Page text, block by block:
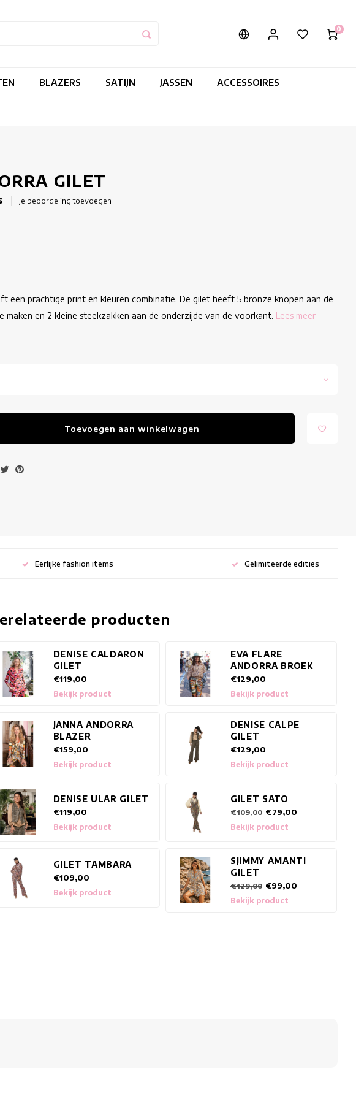
0
BLAZERS SATIJN JASSEN ACCESSOIRES
GILET
Je beoordeling toevoegen
een prachtige print en kleuren combinatie. De gilet heeft 5 bronze knopen aan de
en 2 kleine steekzakken aan de onderzijde van de voorkant. Lees meer
Toevoegen aan winkelwagen
Eerlijke fashion items Gelimiteerde edities
producten
DENISE CALDARON
GILET
€119,00
Bekijk product
EVA FLARE
ANDORRA BROEK
€129,00
Bekijk product
JANNA ANDORRA
BLAZER
€159,00
Bekijk product
DENISE CALPE
GILET
€129,00
Bekijk product
DENISE ULAR GILET
€119,00
Bekijk product
GILET SATO
€109,00 €79,00
Bekijk product
GILET TAMBARA
€109,00
Bekijk product
SJIMMY AMANTI
GILET
€129,00 €99,00
Bekijk product